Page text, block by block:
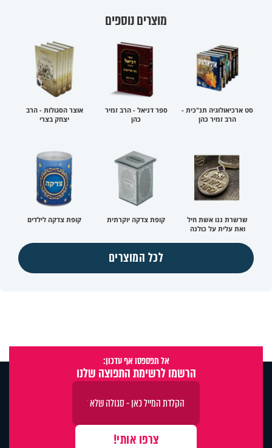
מוצרים נוספים
סט ארכיאולוגיה תנ"כית -
הרב זמיר כהן
ספר דניאל - הרב זמיר
כהן
אוצר הסגולות - הרב
יצחק בצרי
שרשרת ננו אשת חיל
ואת עלית על כולנה
קופת צדקה יוקרתית קופת צדקה לילדים
לכל המוצרים
אל תפספסו אף עדכון:
הרשמו לרשימת התפוצה שלנו